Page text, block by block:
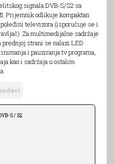
signala DVB-S/S2 sa
Prijemnik odlikuje kompaktan
televizora (isporučuje se i
Za multimedijalne sadržaje
prednjoj strani se nalazi LED
i pauziranja tv programa,
kao i sadržaja u ostalim
S / S2